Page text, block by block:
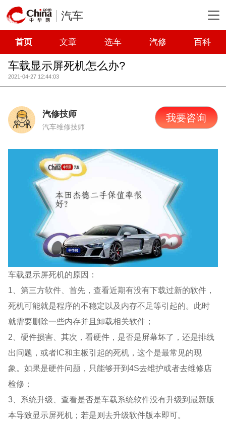
汽车
首页 文章 选车 汽修 百科
车载显示屏死机怎么办?
2021-04-27 12:44:03
汽修技师
汽车维修技师
我要咨询
车载显示屏死机的原因：
1、第三方软件、首先，查看近期有没有下载过新的软件，
死机可能就是程序的不稳定以及内存不足等引起的。此时
就需要删除一些内存并且卸载相关软件；
2、硬件损害、其次，看硬件，是否是屏幕坏了，还是排线
出问题，或者IC和主板引起的死机，这个是最常见的现
象。如果是硬件问题，只能够开到4S去维护或者去维修店
检修；
3、系统升级、查看是否是车载系统软件没有升级到最新版
本导致显示屏死机；若是则去升级软件版本即可。